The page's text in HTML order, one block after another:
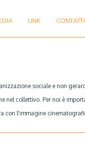
LINK
sociale e non
nel collettivo. Per noi è
con l'immagine